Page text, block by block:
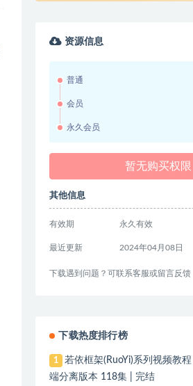
资源信息
普通
会员
永久会员
暂无购买权限
其他信息
有效期 永久有效
最近更新 2024年04月08日
下载遇到问题？可联系客服或留言反馈
下载热度排行榜
1
若依框架(RuoYi)系列视频教
端分离版本 118集 | 完结